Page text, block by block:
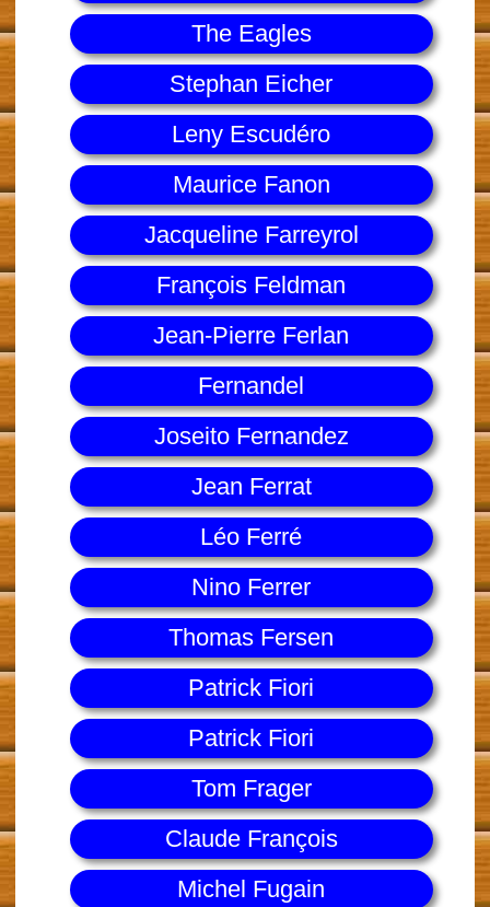
The Eagles
Stephan Eicher
Leny Escudéro
Maurice Fanon
Jacqueline Farreyrol
François Feldman
Jean-Pierre Ferlan
Fernandel
Joseito Fernandez
Jean Ferrat
Léo Ferré
Nino Ferrer
Thomas Fersen
Patrick Fiori
Patrick Fiori
Tom Frager
Claude François
Michel Fugain